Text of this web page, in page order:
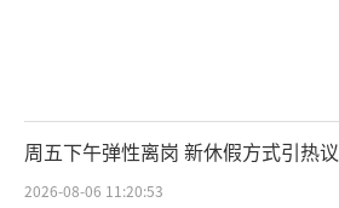
周五下午弹性离岗 新休假方式引热议
2026-08-06 11:20:53